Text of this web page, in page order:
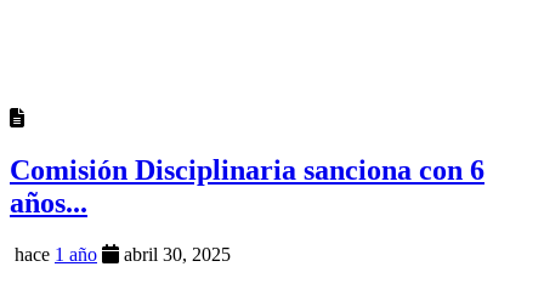
Comisión Disciplinaria sanciona con 6
años...
hace 1 año abril 30, 2025